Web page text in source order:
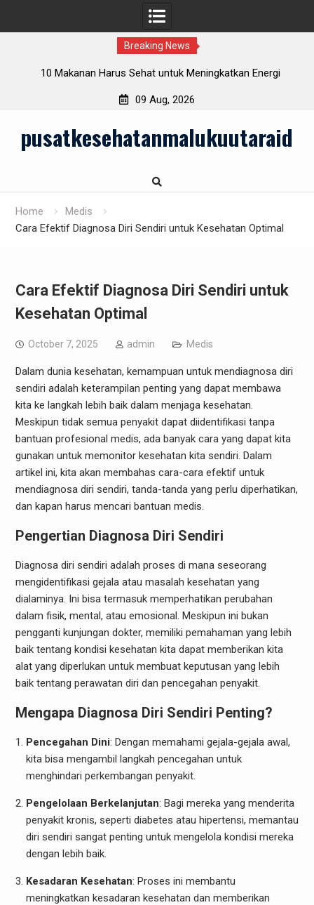
Breaking News
10 Makanan Harus Sehat untuk Meningkatkan Energi
09 Aug, 2026
contentpusatkesehatanmalukuutaraid
Home
Medis
Cara Efektif Diagnosa Diri Sendiri untuk Kesehatan Optimal
Cara Efektif Diagnosa Diri Sendiri untuk
Kesehatan Optimal
October 7, 2025 admin Medis
Dalam dunia kesehatan, kemampuan untuk mendiagnosa diri
sendiri adalah keterampilan penting yang dapat membawa
kita ke langkah lebih baik dalam menjaga kesehatan.
Meskipun tidak semua penyakit dapat diidentifikasi tanpa
bantuan profesional medis, ada banyak cara yang dapat kita
gunakan untuk memonitor kesehatan kita sendiri. Dalam
artikel ini, kita akan membahas cara-cara efektif untuk
mendiagnosa diri sendiri, tanda-tanda yang perlu diperhatikan,
dan kapan harus mencari bantuan medis.
Pengertian Diagnosa Diri Sendiri
Diagnosa diri sendiri adalah proses di mana seseorang
mengidentifikasi gejala atau masalah kesehatan yang
dialaminya. Ini bisa termasuk memperhatikan perubahan
dalam fisik, mental, atau emosional. Meskipun ini bukan
pengganti kunjungan dokter, memiliki pemahaman yang lebih
baik tentang kondisi kesehatan kita dapat memberikan kita
alat yang diperlukan untuk membuat keputusan yang lebih
baik tentang perawatan diri dan pencegahan penyakit.
Mengapa Diagnosa Diri Sendiri Penting?
Pencegahan Dini: Dengan memahami gejala-gejala awal,
kita bisa mengambil langkah pencegahan untuk
menghindari perkembangan penyakit.
Pengelolaan Berkelanjutan: Bagi mereka yang menderita
penyakit kronis, seperti diabetes atau hipertensi, memantau
diri sendiri sangat penting untuk mengelola kondisi mereka
dengan lebih baik.
Kesadaran Kesehatan: Proses ini membantu
meningkatkan kesadaran kesehatan dan memberikan